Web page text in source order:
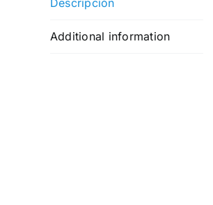
Additional information